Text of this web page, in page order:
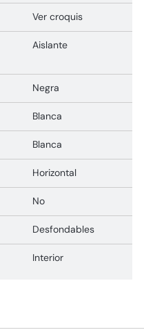
Ver croquis
Aislante
Negra
Blanca
Blanca
Horizontal
No
Desfondables
Interior